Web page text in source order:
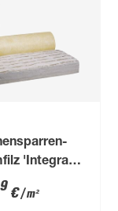
'Integra
für
€/ m²